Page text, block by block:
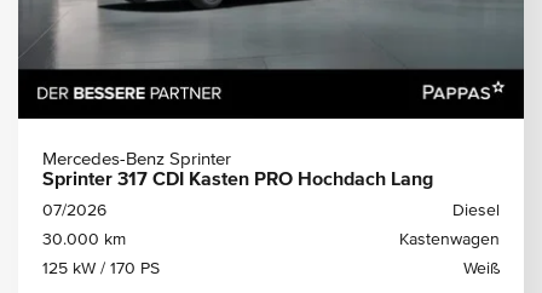
Mercedes-Benz Sprinter
Sprinter 317 CDI Kasten PRO Hochdach Lang
07/2026
Diesel
30.000 km
Kastenwagen
125 kW / 170 PS
Weiß